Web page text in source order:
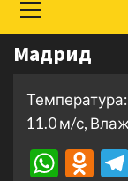
меню
Мадрид
11.0 м/с,